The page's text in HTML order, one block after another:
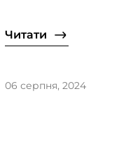
Читати
06 серпня, 2024